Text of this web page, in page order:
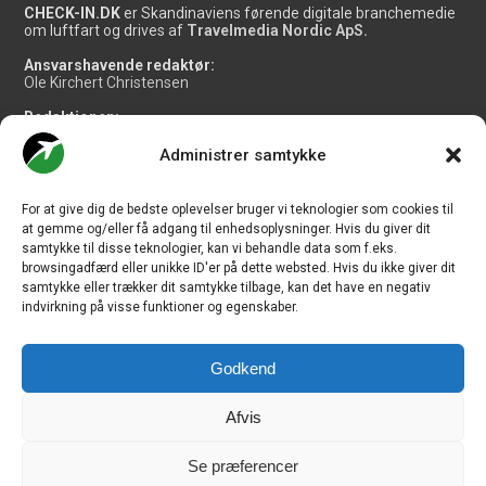
Administrer samtykke
For at give dig de bedste oplevelser bruger vi teknologier som cookies til
at gemme og/eller få adgang til enhedsoplysninger. Hvis du giver dit
samtykke til disse teknologier, kan vi behandle data som f.eks.
browsingadfærd eller unikke ID'er på dette websted. Hvis du ikke giver dit
samtykke eller trækker dit samtykke tilbage, kan det have en negativ
indvirkning på visse funktioner og egenskaber.
Godkend
Afvis
Se præferencer
CHECK-IN.DK er Skandinaviens førende digitale branchemedie
om luftfart og drives af Travelmedia Nordic ApS.
Ansvarshavende redaktør:
Ole Kirchert Christensen
Redaktionen:
Christian Granhøj Skouboe
Henrik Baumgarten
Danny Longhi Andreasen
Salg og jobannoncer:
salg@travelmedianordic.com
Vi tager ansvar for indholdet og er tilmeldt